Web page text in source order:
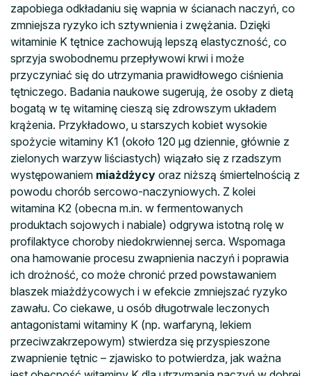
zapobiega odkładaniu się wapnia w ścianach naczyń, co
zmniejsza ryzyko ich sztywnienia i zwężania. Dzięki
witaminie K tętnice zachowują lepszą elastyczność, co
sprzyja swobodnemu przepływowi krwi i może
przyczyniać się do utrzymania prawidłowego ciśnienia
tętniczego. Badania naukowe sugerują, że osoby z dietą
bogatą w tę witaminę cieszą się zdrowszym układem
krążenia. Przykładowo, u starszych kobiet wysokie
spożycie witaminy K1 (około 120 μg dziennie, głównie z
zielonych warzyw liściastych) wiązało się z rzadszym
występowaniem miażdżycy oraz niższą śmiertelnością z
powodu chorób sercowo-naczyniowych. Z kolei
witamina K2 (obecna m.in. w fermentowanych
produktach sojowych i nabiale) odgrywa istotną rolę w
profilaktyce choroby niedokrwiennej serca. Wspomaga
ona hamowanie procesu zwapnienia naczyń i poprawia
ich drożność, co może chronić przed powstawaniem
blaszek miażdżycowych i w efekcie zmniejszać ryzyko
zawału. Co ciekawe, u osób długotrwale leczonych
antagonistami witaminy K (np. warfaryną, lekiem
przeciwzakrzepowym) stwierdza się przyspieszone
zwapnienie tętnic – zjawisko to potwierdza, jak ważna